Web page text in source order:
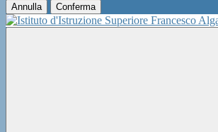
Annulla Conferma